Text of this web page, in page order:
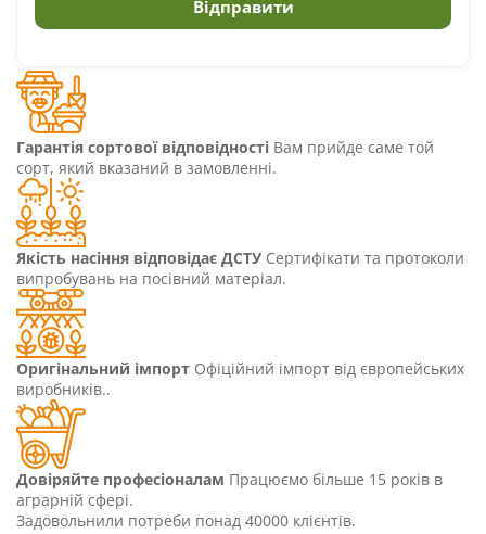
Гарантія сортової відповідності Вам прийде саме той
сорт, який вказаний в замовленні.
Якість насіння відповідає ДСТУ Сертифікати та протоколи
випробувань на посівний матеріал.
Оригінальний імпорт Офіційний імпорт від європейських
виробників..
Довіряйте професіоналам Працюємо більше 15 років в
аграрній сфері.
Задовольнили потреби понад 40000 клієнтів.